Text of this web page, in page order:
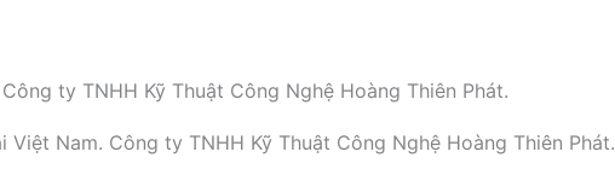
ty TNHH Kỹ Thuật Công Nghệ Hoàng Thiên Phát.
Nam. Công ty TNHH Kỹ Thuật Công Nghệ Hoàng Thiên Phát.